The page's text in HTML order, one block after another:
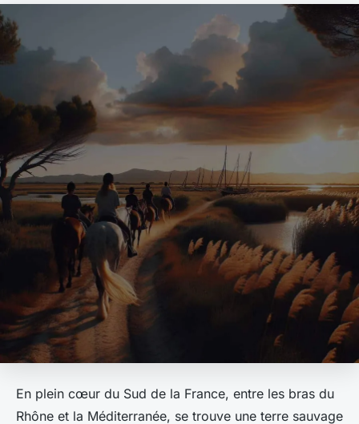
En plein cœur du Sud de la France, entre les bras du
Rhône et la Méditerranée, se trouve une terre sauvage